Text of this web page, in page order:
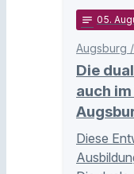
notes 05.
Augsburg
Die
auch
Diese